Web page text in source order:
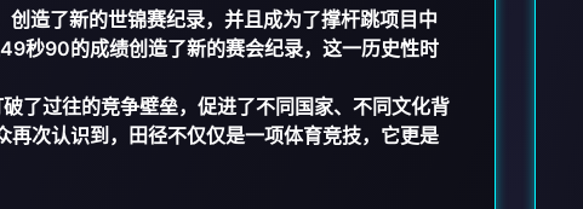
造了新的世锦赛纪录，并且成为了撑杆跳项目中
秒90的成绩创造了新的赛会纪录，这一历史性时
了过往的竞争壁垒，促进了不同国家、不同文化背
次认识到，田径不仅仅是一项体育竞技，它更是